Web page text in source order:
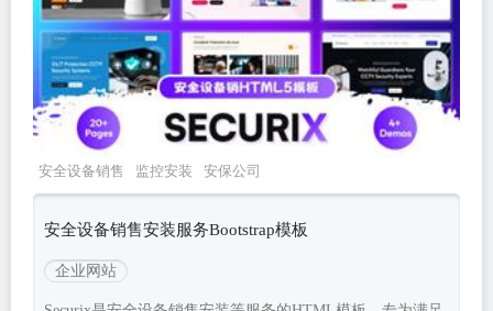
安全设备销售 监控安装
安保公司
安全设备销售安装服务Bootstrap模板
企业网站